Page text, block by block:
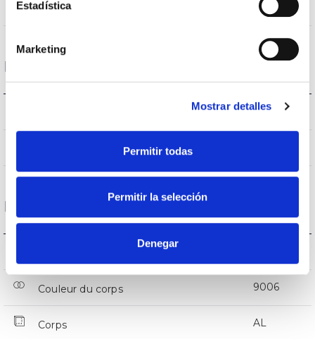
Estadística
Marketing
Mostrar detalles
Permitir todas
Permitir la selección
Denegar
Éclairage
Données optiques
4.000K
CRI Indice de rendu des couleurs
Logement et finition
Couleur du corps 9006
Corps AL